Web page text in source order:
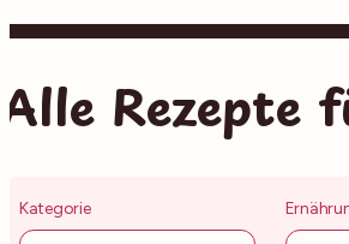
Alle Rezepte
Kategorie